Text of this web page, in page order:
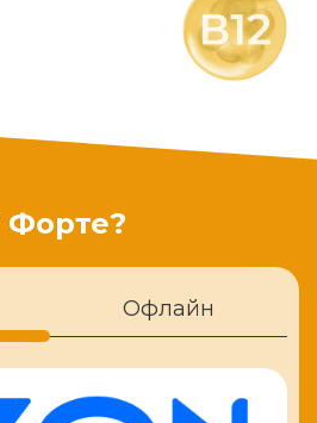
Форте?
Офлайн